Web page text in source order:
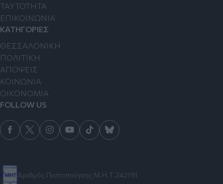
Αριθμός Πιστοποίησης Μ.Η.Τ.242191
TAYTOTHTA
ΕΠΙΚΟΙΝΩΝΙΑ
ΚΑΤΗΓΟΡΙΕΣ
ΘΕΣΣΑΛΟΝΙΚΗ
ΠΟΛΙΤΙΚΗ
ΑΠΟΨΕΙΣ
ΚΟΙΝΩΝΙΑ
ΟΙΚΟΝΟΜΙΑ
FOLLOW US